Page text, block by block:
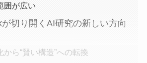
囲が広い
切り開くAI研究の新しい方向
から“賢い構造”への転換